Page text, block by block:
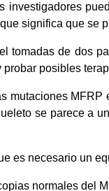
significa que se
de dos
posibles
se parece a
es necesario un
normales del